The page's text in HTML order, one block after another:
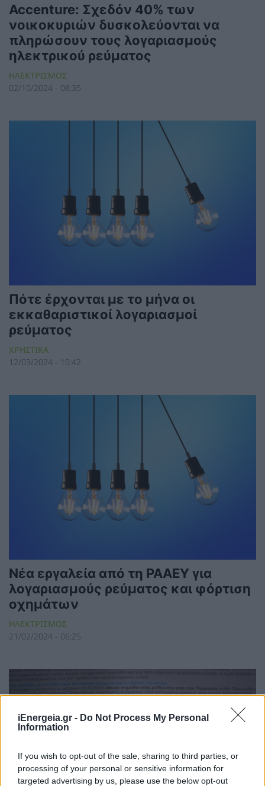
iEnergeia.gr - Do Not Process My Personal
Information
If you wish to opt-out of the sale, sharing to third parties, or
processing of your personal or sensitive information for
targeted advertising by us, please use the below opt-out
Accenture: Σχεδόν 40% των
νοικοκυριών δυσκολεύονται να
πληρώσουν τους λογαριασμούς
ηλεκτρικού ρεύματος
ΗΛΕΚΤΡΙΣΜΟΣ
02/10/2024 - 08:35
Πότε έρχονται με το μήνα οι
εκκαθαριστικοί λογαριασμοί
ρεύματος
ΧΡΗΣΤΙΚΑ
12/03/2024 - 10:42
Νέα εργαλεία από τη ΡΑΑΕΥ για
λογαριασμούς ρεύματος και φόρτιση
οχημάτων
ΗΛΕΚΤΡΙΣΜΟΣ
21/02/2024 - 06:25